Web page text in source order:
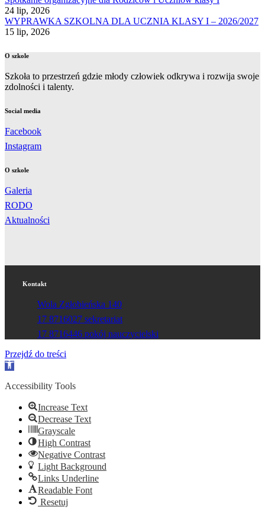
24 lip, 2026
WYPRAWKA SZKOLNA DLA UCZNIA KLASY I – 2026/2027
15 lip, 2026
O szkole
Szkoła to przestrzeń gdzie młody człowiek odkrywa i rozwija swoje
zdolności i talenty.
Social media
Facebook
Instagram
O szkole
Galeria
RODO
Aktualności
Kontakt
Wola Zgłobieńska 140
17 8716027 sekretariat
17 8716446 pokój nauczycielski
Przejdź do treści
Otwórz
narzędzi
Accessibility Tools
Increase Text
Decrease Text
Grayscale
High Contrast
Negative Contrast
Light Background
Links Underline
Readable Font
Resetuj